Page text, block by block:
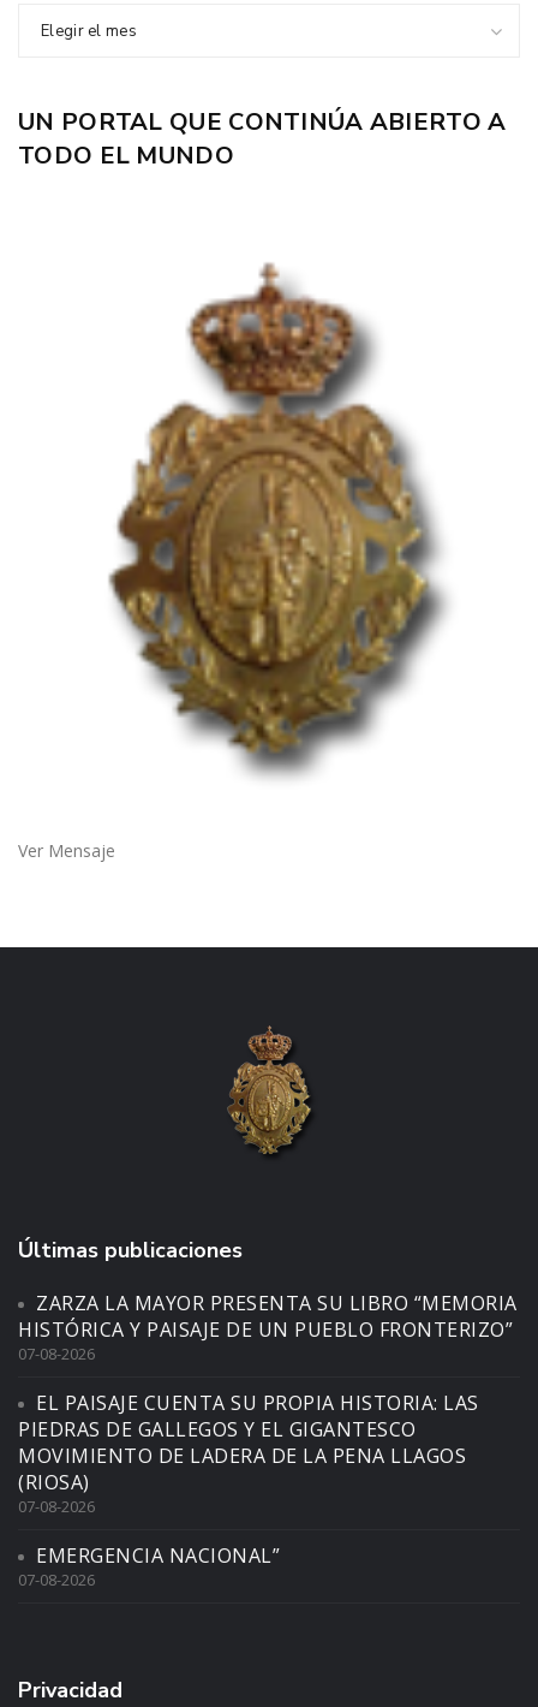
Elegir el mes
UN PORTAL QUE CONTINÚA ABIERTO A
TODO EL MUNDO
Ver Mensaje
Últimas publicaciones
ZARZA LA MAYOR PRESENTA SU LIBRO “MEMORIA
HISTÓRICA Y PAISAJE DE UN PUEBLO FRONTERIZO”
07-08-2026
EL PAISAJE CUENTA SU PROPIA HISTORIA: LAS
PIEDRAS DE GALLEGOS Y EL GIGANTESCO
MOVIMIENTO DE LADERA DE LA PENA LLAGOS
(RIOSA)
07-08-2026
EMERGENCIA NACIONAL”
07-08-2026
Privacidad